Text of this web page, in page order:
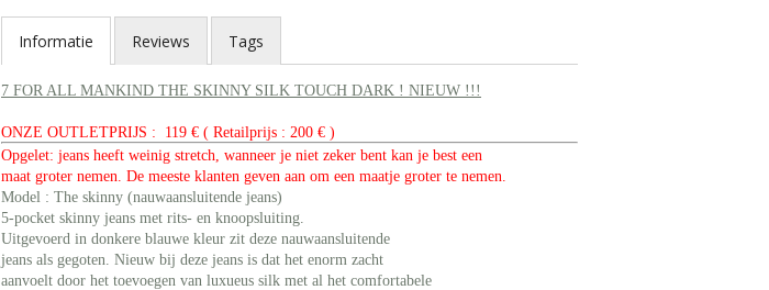
Informatie Reviews Tags
7 FOR ALL MANKIND THE SKINNY SILK TOUCH DARK ! NIEUW !!!
ONZE OUTLETPRIJS : 119 € ( Retailprijs : 200 € )
Opgelet: jeans heeft weinig stretch, wanneer je niet zeker bent kan je best een
maat groter nemen. De meeste klanten geven aan om een maatje groter te nemen.
Model : The skinny (nauwaansluitende jeans)
5-pocket skinny jeans met rits- en knoopsluiting.
Uitgevoerd in donkere blauwe kleur zit deze nauwaansluitende
jeans als gegoten. Nieuw bij deze jeans is dat het enorm zacht
aanvoelt door het toevoegen van luxueus silk met al het comfortabele